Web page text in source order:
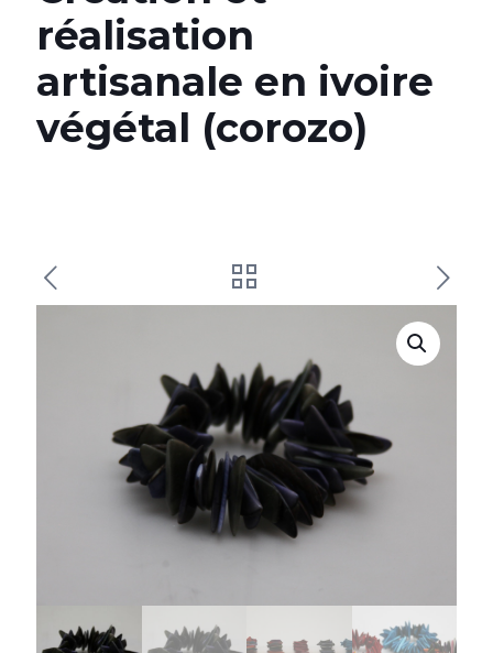
réalisation
artisanale en ivoire
végétal (corozo)